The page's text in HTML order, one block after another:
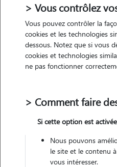
• 19 ans
Non véhiculé
> Vous contrôlez
Vous pouvez contrôler la
cookies et les technologies
dessous. Notez que si vous
cookies et technologies
ne pas fonctionner
> Comment faire
Si cette option est
Nous pouvons
le site et le contenu
vous intéresser.